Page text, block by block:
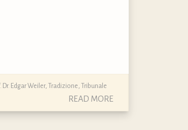
Dr. Edgar Weiler, Tradizione Tribunale
READ MORE